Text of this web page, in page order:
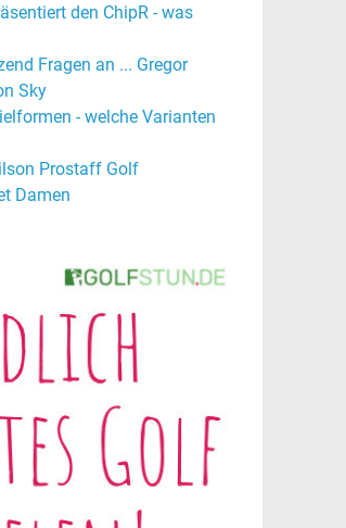
den ChipR - was
Fragen an ... Gregor
Sky
- welche Varianten
Prostaff Golf
Damen